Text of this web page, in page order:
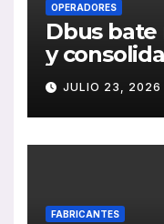
OPERADORES
Dbus
y
transporte
Sebastián
JULIO 23, 2026
FABRICANTES